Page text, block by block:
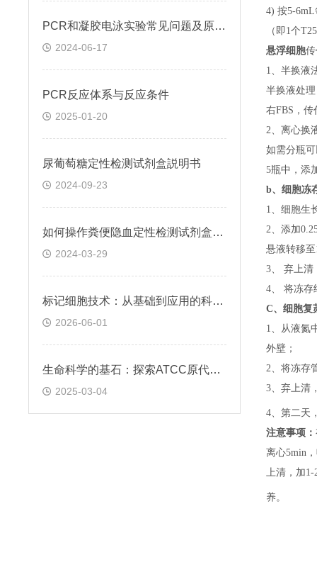
PCR和凝胶电泳实验常见问题及原因分析
2024-06-17
​PCR反应体系与反应条件
2025-01-20
尿葡萄糖定性检测试剂盒説明书
2024-09-23
如何操作粪便隐血定性检测试剂盒(邻联甲苯胺法)
2024-03-29
标记细胞技术：从基础到应用的科学探索
2026-06-01
生命科学的基石：探索ATCC原代细胞的魅力
2025-03-04
4) 按5-
（即1个
悬浮细胞
1、半换液
半换液处
右FBS，
2、离心换
如需分瓶
5瓶中，添
b、 细胞冻
1、细胞生
2、添加
悬液转移
3、 弃上清
4、 将冻存
C、 细胞复
1、 从液氮
外壁；
2、 将冻存
3、 弃上清
4、 第二天
注意事项：
离心5min，
上清，加1-
养。